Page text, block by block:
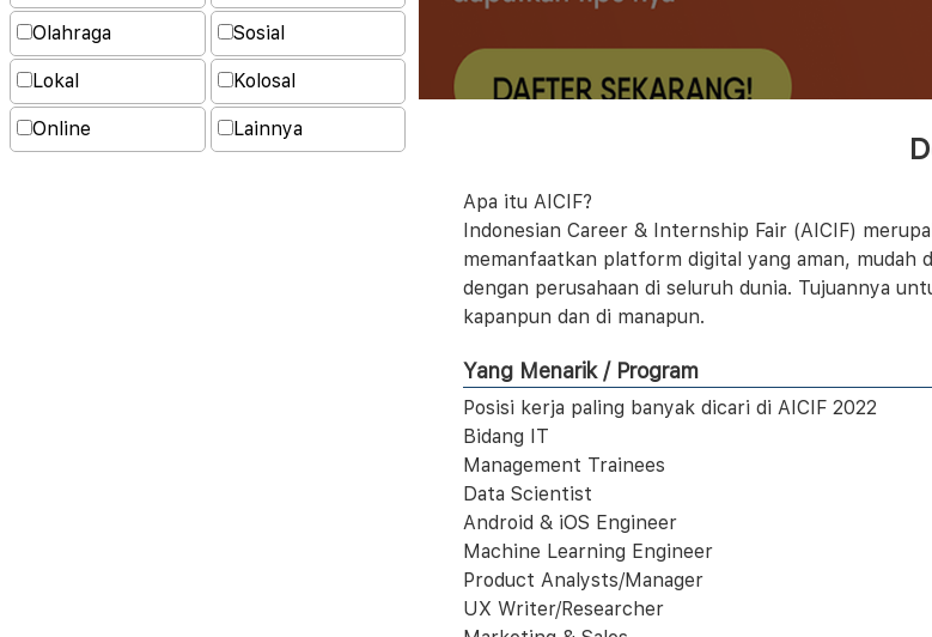
Olahraga Sosial
Lokal Kolosal
Online Lainnya
Apa itu AICIF?
Indonesian Career & Internship Fair (AICIF)
memanfaatkan platform digital yang aman, mudah
dengan perusahaan di seluruh dunia. Tujuannya
kapanpun dan di manapun.
Yang Menarik / Program
Posisi kerja paling banyak dicari di AICIF 2022
Bidang IT
Management Trainees
Data Scientist
Android & iOS Engineer
Machine Learning Engineer
Product Analysts/Manager
UX Writer/Researcher